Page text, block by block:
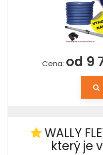
Cena: od 9
WALLY
který je